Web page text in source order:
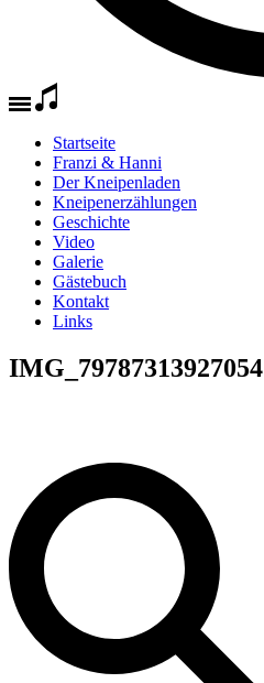
Startseite
Franzi & Hanni
Der Kneipenladen
Kneipenerzählungen
Geschichte
Video
Galerie
Gästebuch
Kontakt
Links
IMG_79787313927054